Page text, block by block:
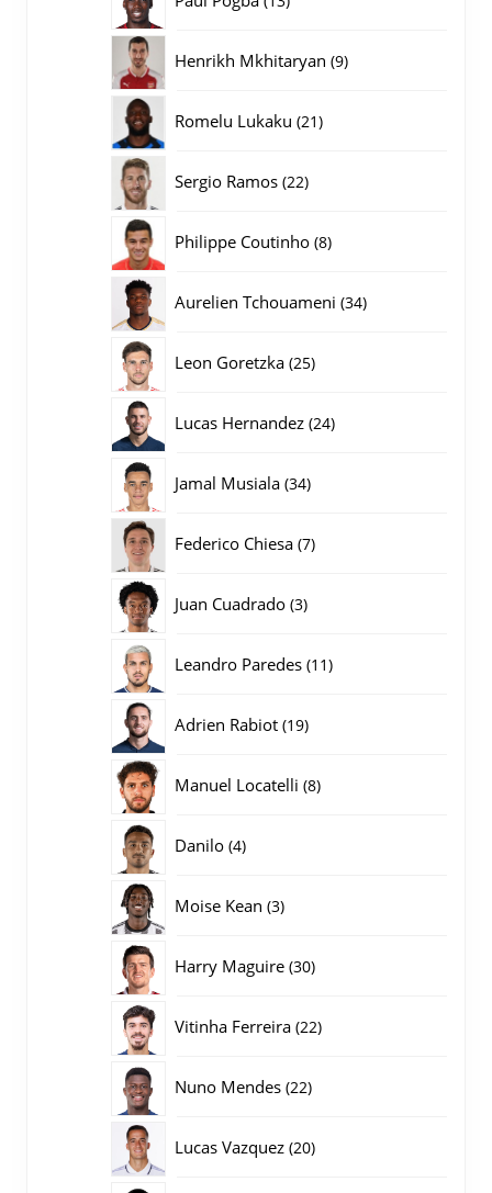
Henrikh Mkhitaryan 99
Romelu Lukaku 2121
Sergio Ramos 2222
Philippe Coutinho 88
Aurelien Tchouameni 3434
Leon Goretzka 2525
Lucas Hernandez 2424
Jamal Musiala 3434
Federico Chiesa 77
Juan Cuadrado 33
Leandro Paredes 1111
Adrien Rabiot 1919
Manuel Locatelli 88
Danilo 44
Moise Kean 33
Harry Maguire 3030
Vitinha Ferreira 2222
Nuno Mendes 2222
Lucas Vazquez 2020